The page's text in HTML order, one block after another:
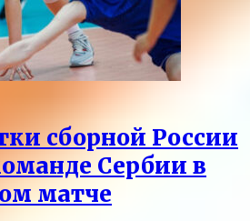
сборной России
Сербии в
матче